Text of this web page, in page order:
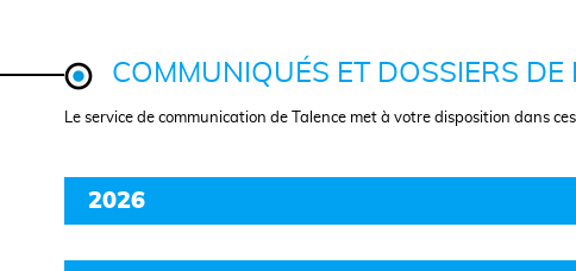
COMMUNIQUÉS ET DOSSIERS DE
Le service de communication de Talence met à votre disposition dans
2026